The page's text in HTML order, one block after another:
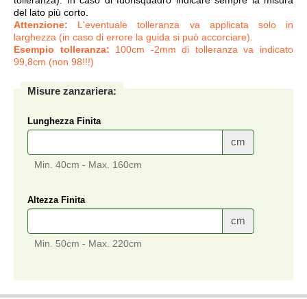
del lato più corto.
Attenzione: L'eventuale tolleranza va applicata solo in
larghezza (in caso di errore la guida si può accorciare).
Esempio tolleranza: 100cm -2mm di tolleranza va indicato
99,8cm (non 98!!!)
Misure zanzariera:
Lunghezza Finita
cm
Min. 40cm - Max. 160cm
Altezza Finita
cm
Min. 50cm - Max. 220cm